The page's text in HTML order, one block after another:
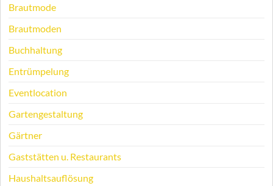
Brautmode
Brautmoden
Buchhaltung
Entrümpelung
Eventlocation
Gartengestaltung
Gärtner
Gaststätten u. Restaurants
Haushaltsauflösung